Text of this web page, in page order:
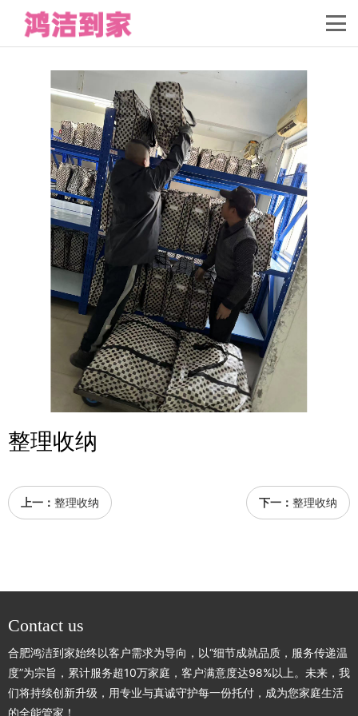
整理收纳
上一： 整理收纳 下一： 整理收纳
Contact us
合肥鸿洁到家始终以客户需求为导向，以“细节成就品质，服务传递温
度”为宗旨，累计服务超10万家庭，客户满意度达98%以上。未来，我
们将持续创新升级，用专业与真诚守护每一份托付，成为您家庭生活
的全能管家！